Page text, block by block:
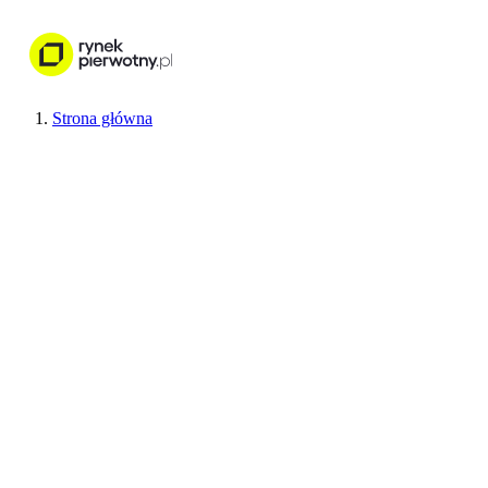
Nieruchomości
Strona główna